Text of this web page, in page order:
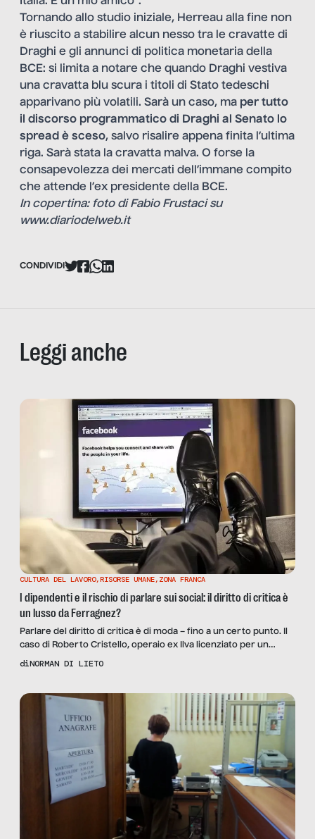
Tornando allo studio iniziale, Herreau alla fine non
è riuscito a stabilire alcun nesso tra le cravatte di
Draghi e gli annunci di politica monetaria della
BCE: si limita a notare che quando Draghi vestiva
una cravatta blu scura i titoli di Stato tedeschi
apparivano più volatili. Sarà un caso, ma per tutto
il discorso programmatico di Draghi al Senato lo
spread è sceso, salvo risalire appena finita l’ultima
riga. Sarà stata la cravatta malva. O forse la
consapevolezza dei mercati dell’immane compito
che attende l’ex presidente della BCE.
In copertina: foto di Fabio Frustaci su
www.diariodelweb.it
CONDIVIDI
Leggi anche
CULTURA DEL LAVORO,RISORSE UMANE, ZONA FRANCA
I dipendenti e il rischio di parlare sui social: il diritto di critica è
un lusso da Ferragnez?
Parlare del diritto di critica è di moda – fino a un certo punto. Il
caso di Roberto Cristello, operaio ex Ilva licenziato per un
commento su Facebook, e del Comune di Milano che limita le
diNORMAN DI LIETO